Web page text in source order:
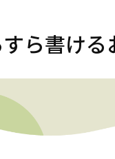
ら書け